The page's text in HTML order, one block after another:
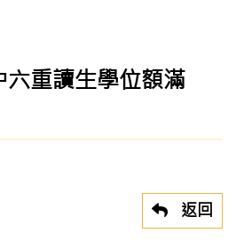
重讀生學位額滿
返回